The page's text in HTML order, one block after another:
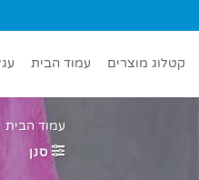
to
קטלוג מוצרים עמוד הבית
עמוד הבית
סנן